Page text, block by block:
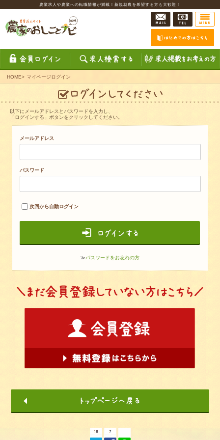
農業求人や農業への転職情報が満載！新規就農を希望する方も大歓迎！
HOME> マイページログイン
以下にメールアドレスとパスワードを入力し、
「ログインする」ボタンをクリックしてください。
メールアドレス
パスワード
次回から自動ログイン
≫パスワードをお忘れの方